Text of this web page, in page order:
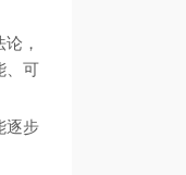
，
、可
逐步